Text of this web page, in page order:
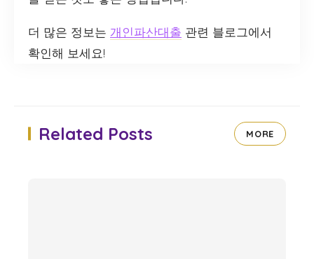
더 많은 정보는 개인파산대출 관련 블로그에서
확인해 보세요!
Related Posts MORE